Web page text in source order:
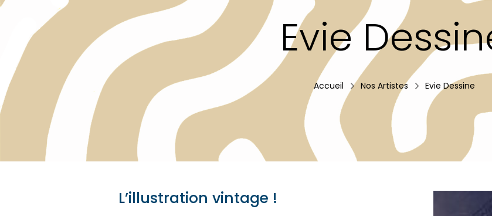
Evie
Accueil Nos Artistes Evie Dessine
L’illustration vintage !